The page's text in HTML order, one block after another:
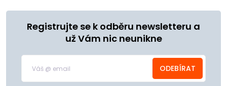
Registrujte se k odběru newsletteru a
už Vám nic neunikne
ODEBÍRAT